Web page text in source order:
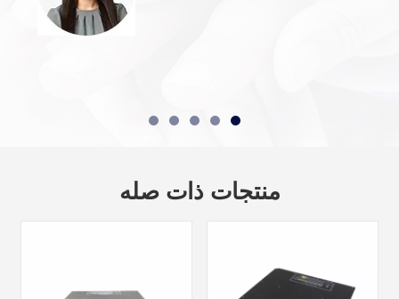
منتجات ذات صله